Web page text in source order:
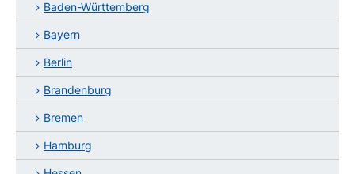
Baden-Württemberg
Bayern
Berlin
Brandenburg
Bremen
Hamburg